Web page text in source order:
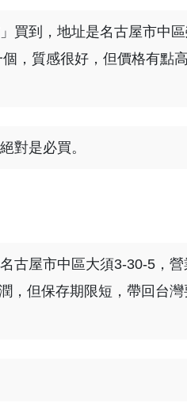
買到，地址是名古屋市中
，質感很好，但價格有點高
對是必買。
古屋市中區大須3-30-5，營
，但保存期限短，帶回台灣